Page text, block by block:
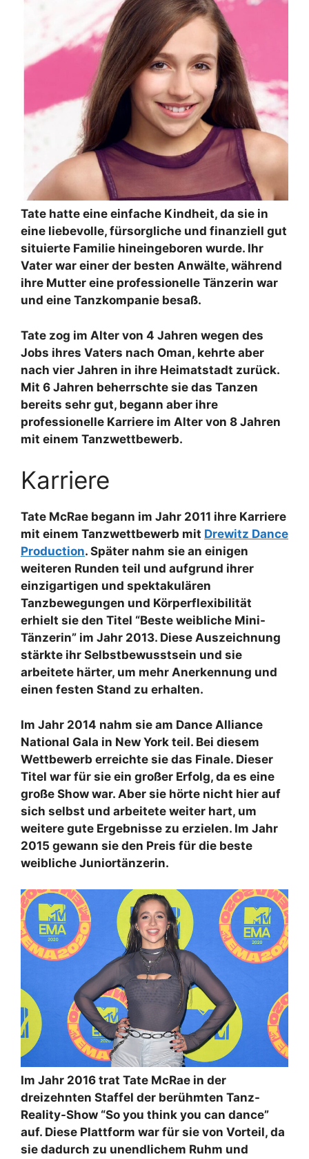
Tate hatte eine einfache Kindheit, da sie in
eine liebevolle, fürsorgliche und finanziell gut
situierte Familie hineingeboren wurde. Ihr
Vater war einer der besten Anwälte, während
ihre Mutter eine professionelle Tänzerin war
und eine Tanzkompanie besaß.
Tate zog im Alter von 4 Jahren wegen des
Jobs ihres Vaters nach Oman, kehrte aber
nach vier Jahren in ihre Heimatstadt zurück.
Mit 6 Jahren beherrschte sie das Tanzen
bereits sehr gut, begann aber ihre
professionelle Karriere im Alter von 8 Jahren
mit einem Tanzwettbewerb.
Karriere
Tate McRae begann im Jahr 2011 ihre Karriere
mit einem Tanzwettbewerb mit Drewitz Dance
Production. Später nahm sie an einigen
weiteren Runden teil und aufgrund ihrer
einzigartigen und spektakulären
Tanzbewegungen und Körperflexibilität
erhielt sie den Titel “Beste weibliche Mini-
Tänzerin” im Jahr 2013. Diese Auszeichnung
stärkte ihr Selbstbewusstsein und sie
arbeitete härter, um mehr Anerkennung und
einen festen Stand zu erhalten.
Im Jahr 2014 nahm sie am Dance Alliance
National Gala in New York teil. Bei diesem
Wettbewerb erreichte sie das Finale. Dieser
Titel war für sie ein großer Erfolg, da es eine
große Show war. Aber sie hörte nicht hier auf
sich selbst und arbeitete weiter hart, um
weitere gute Ergebnisse zu erzielen. Im Jahr
2015 gewann sie den Preis für die beste
weibliche Juniortänzerin.
Im Jahr 2016 trat Tate McRae in der
dreizehnten Staffel der berühmten Tanz-
Reality-Show “So you think you can dance”
auf. Diese Plattform war für sie von Vorteil, da
sie dadurch zu unendlichem Ruhm und